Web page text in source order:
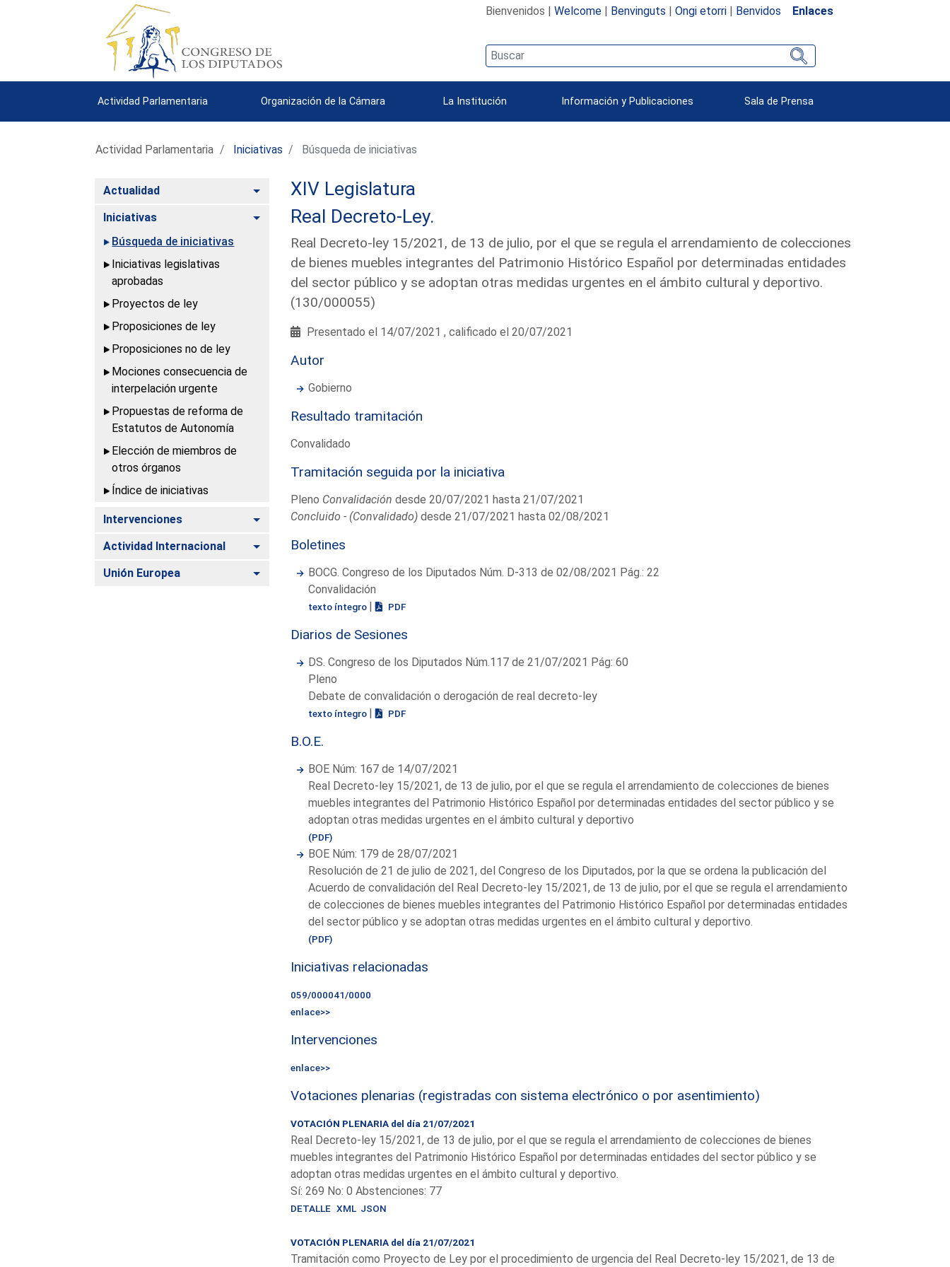
Bienvenidos | Welcome| Benvinguts | Ongi etorri| Benvidos Enlaces
Actividad Parlamentaria Organización de la Cámara La Institución Información y Publicaciones Sala de Prensa
Actividad Parlamentaria Iniciativas Búsqueda de iniciativas
Actualidad Alternar
Iniciativas
Alternar
Búsqueda de iniciativas
Iniciativas legislativas
aprobadas
Proyectos de ley
Proposiciones de ley
Proposiciones no de ley
Mociones consecuencia de
interpelación urgente
Propuestas de reforma de
Estatutos de Autonomía
Elección de miembros de
otros órganos
Índice de iniciativas
Intervenciones Alternar
Actividad Internacional Alternar
Unión Europea Alternar
XIV Legislatura
Real Decreto-Ley.
Real Decreto-ley 15/2021, de 13 de julio, por el que se regula el arrendamiento de colecciones
de bienes muebles integrantes del Patrimonio Histórico Español por determinadas entidades
del sector público y se adoptan otras medidas urgentes en el ámbito cultural y deportivo.
(130/000055)
Presentado el 14/07/2021 , calificado el 20/07/2021
Autor
Gobierno
Resultado tramitación
Convalidado
Tramitación seguida por la iniciativa
Pleno Convalidación desde 20/07/2021 hasta 21/07/2021
Concluido - (Convalidado)desde 21/07/2021 hasta 02/08/2021
Boletines
BOCG. Congreso de los Diputados Núm. D-313 de 02/08/2021 Pág.: 22
Convalidación
texto íntegro | PDF
Diarios de Sesiones
DS. Congreso de los Diputados Núm.117 de 21/07/2021 Pág: 60
Pleno
Debate de convalidación o derogación de real decreto-ley
texto íntegro | PDF
B.O.E.
BOE Núm: 167 de 14/07/2021
Real Decreto-ley 15/2021, de 13 de julio, por el que se regula el arrendamiento de colecciones de bienes
muebles integrantes del Patrimonio Histórico Español por determinadas entidades del sector público y se
adoptan otras medidas urgentes en el ámbito cultural y deportivo
(PDF)
BOE Núm: 179 de 28/07/2021
Resolución de 21 de julio de 2021, del Congreso de los Diputados, por la que se ordena la publicación del
Acuerdo de convalidación del Real Decreto-ley 15/2021, de 13 de julio, por el que se regula el arrendamiento
de colecciones de bienes muebles integrantes del Patrimonio Histórico Español por determinadas entidades
del sector público y se adoptan otras medidas urgentes en el ámbito cultural y deportivo.
(PDF)
Iniciativas relacionadas
059/000041/0000
enlace>>
Intervenciones
enlace>>
Votaciones plenarias (registradas con sistema electrónico o por asentimiento)
VOTACIÓN PLENARIA del día 21/07/2021
Real Decreto-ley 15/2021, de 13 de julio, por el que se regula el arrendamiento de colecciones de bienes
muebles integrantes del Patrimonio Histórico Español por determinadas entidades del sector público y se
adoptan otras medidas urgentes en el ámbito cultural y deportivo.
Sí: 269 No: 0 Abstenciones: 77
DETALLE XML JSON
VOTACIÓN PLENARIA del día 21/07/2021
Tramitación como Proyecto de Ley por el procedimiento de urgencia del Real Decreto-ley 15/2021, de 13 de